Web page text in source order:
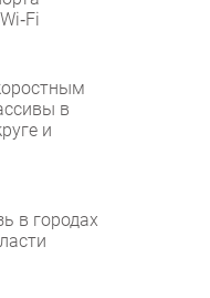
в
и
в городах